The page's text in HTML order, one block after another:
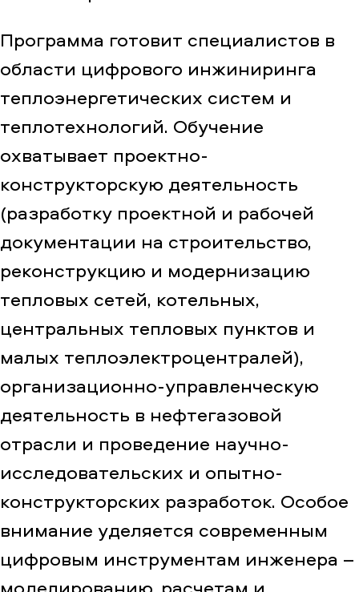
Программа готовит специалистов в
области цифрового инжиниринга
теплоэнергетических систем и
теплотехнологий. Обучение
охватывает проектно-
конструкторскую деятельность
(разработку проектной и рабочей
документации на строительство,
реконструкцию и модернизацию
тепловых сетей, котельных,
центральных тепловых пунктов и
малых теплоэлектроцентралей),
организационно-управленческую
деятельность в нефтегазовой
отрасли и проведение научно-
исследовательских и опытно-
конструкторских разработок. Особое
внимание уделяется современным
цифровым инструментам инженера –